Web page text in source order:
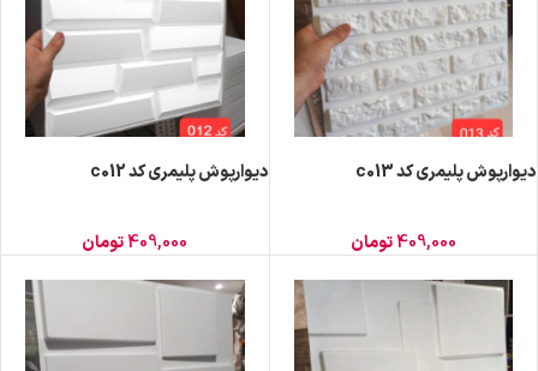
دیوارپوش پلیمری کد c013
409,000تومان
دیوارپوش پلیمری کد c012
409,000تومان